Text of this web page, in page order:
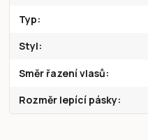
Typ
Styl
Směr řazení vlasů
Rozměr lepící pásky